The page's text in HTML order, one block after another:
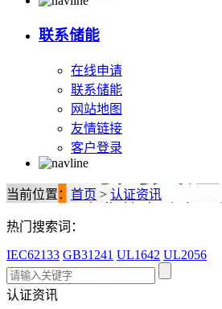
联系储能
在线申请
联系储能
网站地图
友情链接
客户登录
当前位置： 首页 > 认证资讯
热门搜索词：
IEC62133 GB31241 UL1642 UL2056
认证资讯